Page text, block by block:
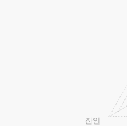
잔인